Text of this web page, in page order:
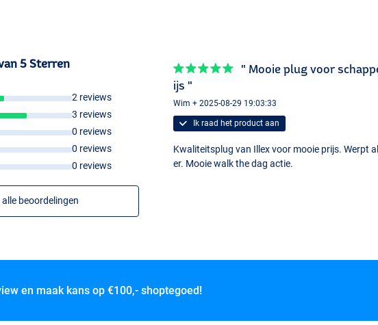
5 Sterren
2 reviews
3 reviews
0 reviews
0 reviews
0 reviews
alle beoordelingen
" Mooie plug voor
ijs "
Wim + 2025-08-29 19:03:33
Ik raad het product aan
Kwaliteitsplug van Illex voor mooie prijs. Werpt
er. Mooie walk the dag actie.
en maak kans op €100,- shoptegoed!